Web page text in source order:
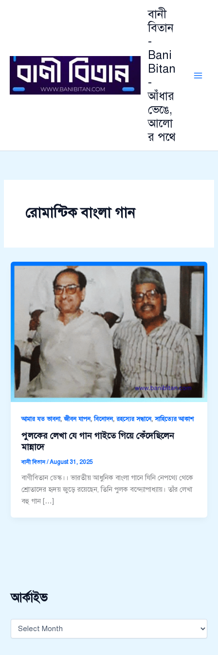
বানী
বিতান
-
Bani
Bitan
-
আঁধার
ভেঙে,
আলো
র পথে
রোমান্টিক বাংলা গান
আমার যত ভাবনা,জীবন যাপন,বিনোদন,রহস্যের সন্ধানে,সাহিত্যের আকাশ
পুলকের লেখা যে গান গাইতে গিয়ে কেঁদেছিলেন
মান্নাদে
বানী বিতান/August 31, 2025
বাণীবিতান ডেস্ক।। ভারতীয় আধুনিক বাংলা গানে যিনি নেপথ্যে থেকে
শ্রোতাদের হৃদয় জুড়ে রয়েছেন, তিনি পুলক বন্দ্যোপাধ্যায়। তাঁর লেখা
বহু গান […]
আর্কাইভ